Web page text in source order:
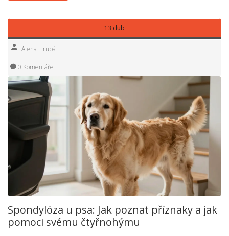
13 dub
Alena Hrubá
0 Komentáře
Spondylóza u psa: Jak poznat příznaky a jak
pomoci svému čtyřnohýmu